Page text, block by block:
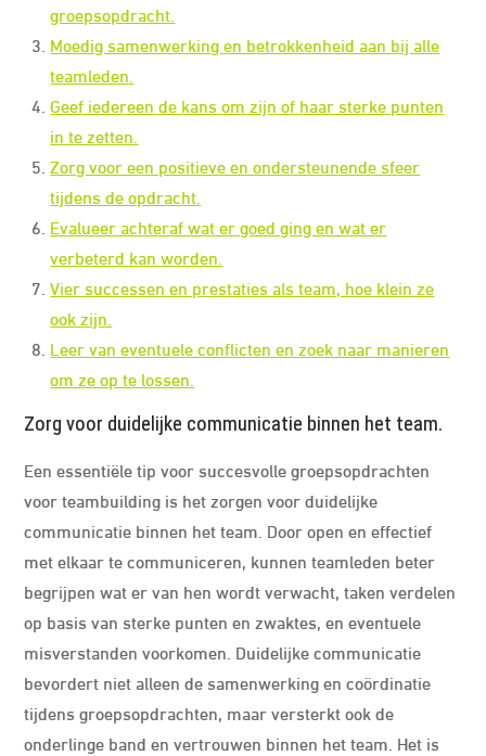
groepsopdracht.
Moedig samenwerking en betrokkenheid aan bij alle
teamleden.
Geef iedereen de kans om zijn of haar sterke punten
in te zetten.
Zorg voor een positieve en ondersteunende sfeer
tijdens de opdracht.
Evalueer achteraf wat er goed ging en wat er
verbeterd kan worden.
Vier successen en prestaties als team, hoe klein ze
ook zijn.
Leer van eventuele conflicten en zoek naar manieren
om ze op te lossen.
Zorg voor duidelijke communicatie binnen het team.
Een essentiële tip voor succesvolle groepsopdrachten
voor teambuilding is het zorgen voor duidelijke
communicatie binnen het team. Door open en effectief
met elkaar te communiceren, kunnen teamleden beter
begrijpen wat er van hen wordt verwacht, taken verdelen
op basis van sterke punten en zwaktes, en eventuele
misverstanden voorkomen. Duidelijke communicatie
bevordert niet alleen de samenwerking en coördinatie
tijdens groepsopdrachten, maar versterkt ook de
onderlinge band en vertrouwen binnen het team. Het is